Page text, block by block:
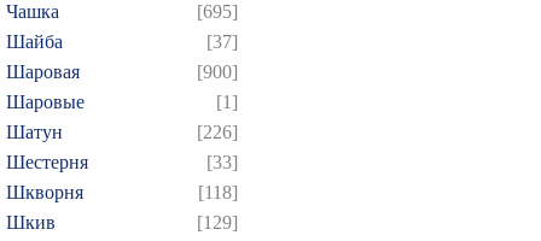
Чашка
[695]
Шайба
[37]
Шаровая
[900]
Шаровые
[1]
Шатун
[226]
Шестерня
[33]
Шкворня
[118]
Шкив
[129]